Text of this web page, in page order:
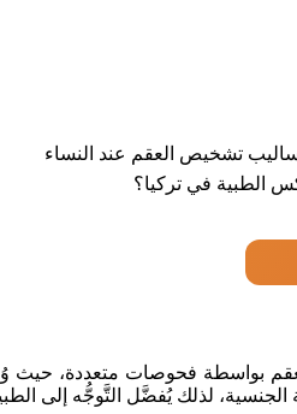
تشخيص العقم عند النساء
الطبية في تركيا؟
بواسطة فحوصات متعددة، حيث